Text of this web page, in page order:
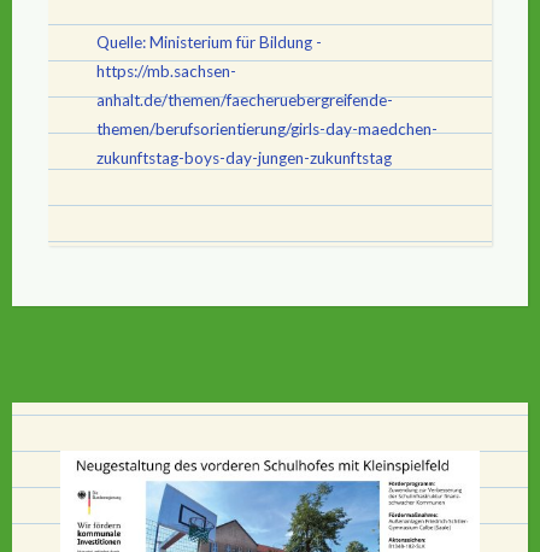
Quelle: Ministerium für Bildung -
https://mb.sachsen-
anhalt.de/themen/faecheruebergreifende-
themen/berufsorientierung/girls-day-maedchen-
zukunftstag-boys-day-jungen-zukunftstag